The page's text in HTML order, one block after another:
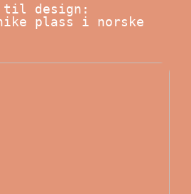
til design:
plass i norske